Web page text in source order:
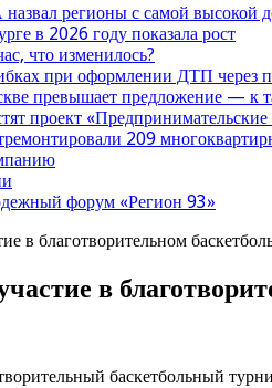
регионы с самой высокой
в 2026 году показала рост
что изменилось?
при оформлении ДТП через
превышает предложение —
проект
209
форум «Регион 93»
в благотворительном
в
баскетбольный